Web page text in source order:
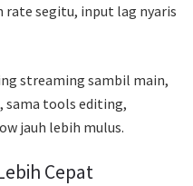
rate segitu, input lag nyaris
streaming sambil main,
sama tools editing,
jauh lebih mulus.
Cepat